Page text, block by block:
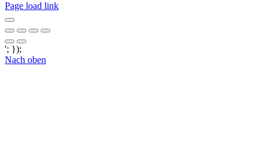
Page load link
'; });
Nach oben